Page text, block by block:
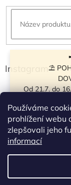
Používáme
prohlížení webu
zlepšovali jeho
informací
⛱
Od 21.7. do
Objednávky
vyrobená,
Od 7.8. do
Instagram